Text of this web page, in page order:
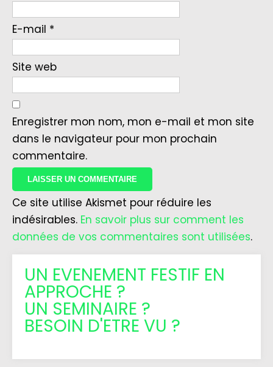
E-mail *
Site web
Enregistrer mon nom, mon e-mail et mon site
dans le navigateur pour mon prochain
commentaire.
Ce site utilise Akismet pour réduire les
indésirables. En savoir plus sur comment les
données de vos commentaires sont utilisées.
UN EVENEMENT FESTIF EN
APPROCHE ?
UN SEMINAIRE ?
BESOIN D'ETRE VU ?